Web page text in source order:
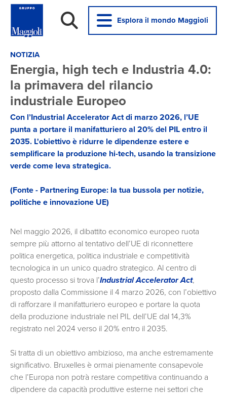
Esplora il mondo Maggioli
NOTIZIA
Energia, high tech e Industria 4.0:
la primavera del rilancio
industriale Europeo
Con l’Industrial Accelerator Act di marzo 2026, l’UE
punta a portare il manifatturiero al 20% del PIL entro il
2035. L'obiettivo è ridurre le dipendenze estere e
semplificare la produzione hi-tech, usando la transizione
verde come leva strategica.
(Fonte - Partnering Europe: la tua bussola per notizie,
politiche e innovazione UE)
Nel maggio 2026, il dibattito economico europeo ruota
sempre più attorno al tentativo dell’UE di riconnettere
politica energetica, politica industriale e competitività
tecnologica in un unico quadro strategico. Al centro di
questo processo si trova l’Industrial Accelerator Act,
proposto dalla Commissione il 4 marzo 2026, con l’obiettivo
di rafforzare il manifatturiero europeo e portare la quota
della produzione industriale nel PIL dell’UE dal 14,3%
registrato nel 2024 verso il 20% entro il 2035.
Si tratta di un obiettivo ambizioso, ma anche estremamente
significativo. Bruxelles è ormai pienamente consapevole
che l’Europa non potrà restare competitiva continuando a
dipendere da capacità produttive esterne nei settori che